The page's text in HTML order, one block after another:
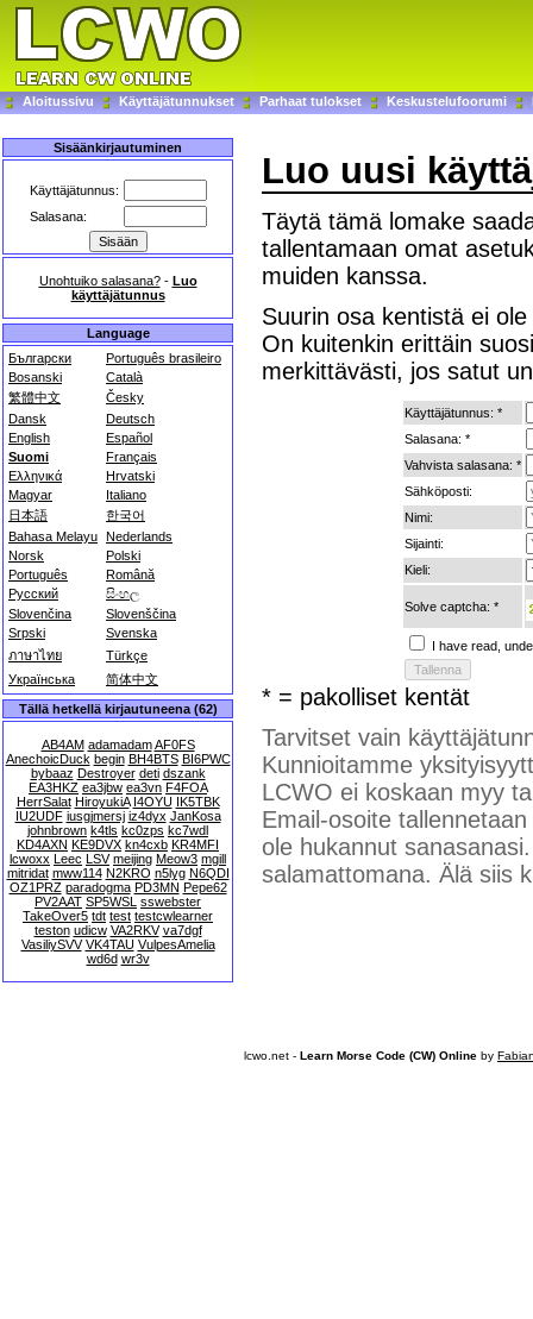
Aloitussivu Käyttäjätunnukset Parhaat tulokset Keskustelufoorumi
Sisäänkirjautuminen
Käyttäjätunnus:
Salasana:
Unohtuiko salasana?- Luo
käyttäjätunnus
Language
Български
Português brasileiro
Bosanski
Català
繁體中文
Česky
Dansk
Deutsch
English
Español
Suomi
Français
Ελληνικά
Hrvatski
Magyar
Italiano
日本語
한국어
Bahasa Melayu Nederlands
Norsk
Polski
Português
Română
Русский
සිංහල
Slovenčina
Slovenščina
Srpski
Svenska
ภาษาไทย
Türkçe
Українська
简体中文
Tällä hetkellä kirjautuneena (62)
AB4AM adamadam AF0FS
AnechoicDuck begin BH4BTS BI6PWC
bybaaz Destroyer deti dszank
EA3HKZ ea3jbw ea3vn F4FOA
HerrSalat HiroyukiA I4OYU IK5TBK
IU2UDF iusgjmersj iz4dyx JanKosa
johnbrown k4tls kc0zps kc7wdl
KD4AXN KE9DVX kn4cxb KR4MFI
lcwoxx Leec LSV meijing Meow3 mgill
mitridat mww114 N2KRO n5lyg N6QDI
OZ1PRZ paradogma PD3MN Pepe62
PV2AAT SP5WSL sswebster
TakeOver5 tdt test testcwlearner
teston udicw VA2RKV va7dgf
VasiliySVV VK4TAU VulpesAmelia
wd6d wr3v
Luo uusi
Täytä tämä lomake
tallentamaan omat
muiden kanssa.
Suurin osa kentistä ei
On kuitenkin erittäin
merkittävästi, jos satut
Käyttäjätunnus: *
Salasana: *
Vahvista salasana: *
Sähköposti:
Nimi:
Sijainti:
Kieli:
Solve captcha: *
I have read,
* = pakolliset kentät
Tarvitset vain
Kunnioitamme
LCWO ei koskaan myy
Email-osoite
ole hukannut
salamattomana. Älä siis
lcwo.net - Learn Morse Code (CW) Online by